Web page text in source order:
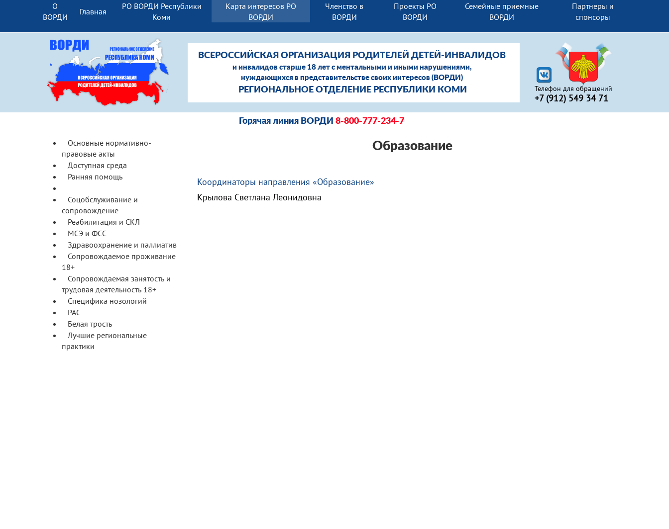
О
ВОРДИ
Главная
РО ВОРДИ Республики
Коми
Карта интересов РО
ВОРДИ
Членство в
ВОРДИ
Проекты РО
ВОРДИ
Семейные приемные
ВОРДИ
Партнеры и
спонсоры
Телефон для обращений
+7 (912) 549 34 71
ВСЕРОССИЙСКАЯ ОРГАНИЗАЦИЯ РОДИТЕЛЕЙ ДЕТЕЙ-ИНВАЛИДОВ
и инвалидов старше 18 лет с ментальными и иными нарушениями,
нуждающихся в представительстве своих интересов (ВОРДИ)
РЕГИОНАЛЬНОЕ ОТДЕЛЕНИЕ РЕСПУБЛИКИ КОМИ
Горячая линия ВОРДИ 8-800-777-234-7
Образование
Основные нормативно-
правовые акты
Доступная среда
Ранняя помощь
Соцобслуживание и
сопровождение
Реабилитация и СКЛ
МСЭ и ФСС
Здравоохранение и паллиатив
Сопровождаемое проживание
18+
Сопровождаемая занятость и
трудовая деятельность 18+
Специфика нозологий
РАС
Белая трость
Лучшие региональные
практики
Координаторы направления «Образование»
Крылова Светлана Леонидовна